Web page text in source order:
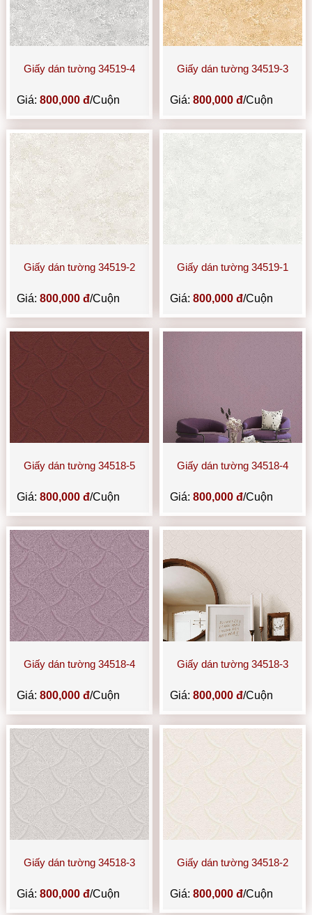
Giấy dán tường 34519-4
Giá:800,000 đ/Cuộn
Giấy dán tường 34519-3
Giá: 800,000 đ/Cuộn
Giấy dán tường 34519-2
Giá:800,000 đ/Cuộn
Giấy dán tường 34519-1
Giá: 800,000 đ/Cuộn
Giấy dán tường 34518-5
Giá:800,000 đ/Cuộn
Giấy dán tường 34518-4
Giá: 800,000 đ/Cuộn
Giấy dán tường 34518-4
Giá:800,000 đ/Cuộn
Giấy dán tường 34518-3
Giá: 800,000 đ/Cuộn
Giấy dán tường 34518-3
Giá:800,000 đ/Cuộn
Giấy dán tường 34518-2
Giá: 800,000 đ/Cuộn